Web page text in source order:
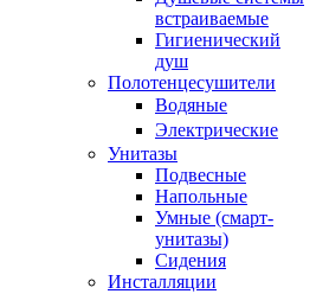
встраиваемые
Гигиенический
душ
Полотенцесушители
ㅤВодяные
ㅤЭлектрические
Унитазы
Подвесные
Напольные
Умные (смарт-
унитазы)
Сидения
Инсталляции